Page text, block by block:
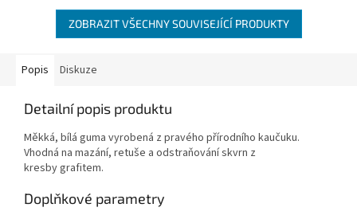
ZOBRAZIT VŠECHNY SOUVISEJÍCÍ PRODUKTY
Popis Diskuze
Detailní popis produktu
Měkká, bílá guma vyrobená z pravého přírodního kaučuku.
Vhodná na mazání, retuše a odstraňování skvrn z
kresby grafitem.
Doplňkové parametry